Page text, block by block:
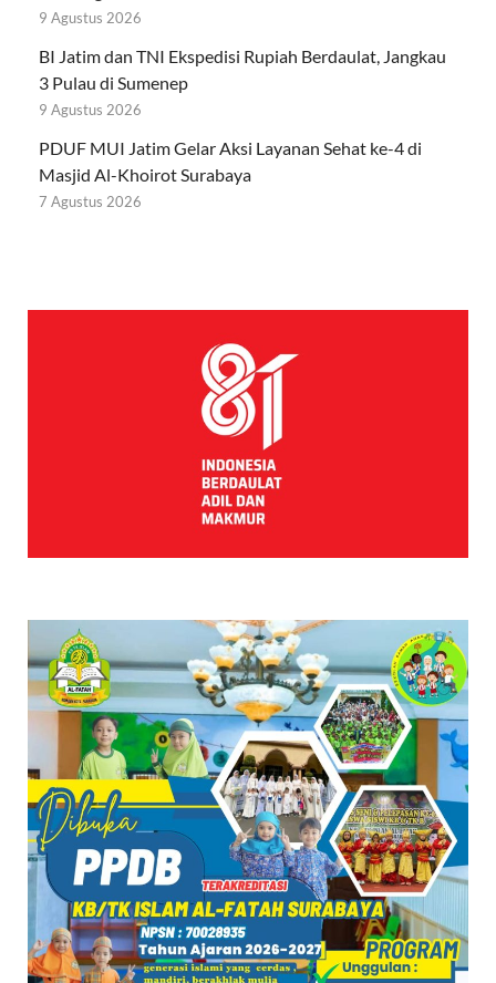
9 Agustus 2026
BI Jatim dan TNI Ekspedisi Rupiah Berdaulat, Jangkau
3 Pulau di Sumenep
9 Agustus 2026
PDUF MUI Jatim Gelar Aksi Layanan Sehat ke-4 di
Masjid Al-Khoirot Surabaya
7 Agustus 2026